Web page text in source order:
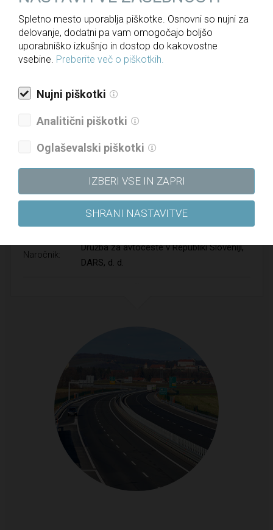
AVTOCESTNI ODSEK DRAŽENCI–MMP
GRUŠKOVJE
Novogradnja
Naročnik:
Družba za avtoceste v Republiki Sloveniji,
DARS, d. d.
Spletno mesto uporablja piškotke. Osnovni so nujni za
delovanje, dodatni pa vam omogočajo boljšo
uporabniško izkušnjo in dostop do kakovostne
vsebine. Preberite več o piškotkih.
Nujni piškotki
Analitični piškotki
Oglaševalski piškotki
IZBERI VSE IN ZAPRI
SHRANI NASTAVITVE